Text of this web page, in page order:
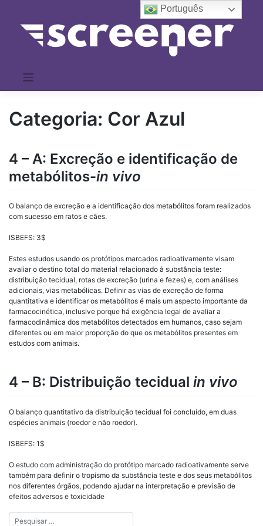
conteúdo
Categoria: Cor Azul
4 – A: Excreção e identificação de
metabólitos-in vivo
O balanço de excreção e a identificação dos metabólitos foram realizados
com sucesso em ratos e cães.
ISBEFS: 3$
Estes estudos usando os protótipos marcados radioativamente visam
avaliar o destino total do material relacionado à substância teste:
distribuição tecidual, rotas de excreção (urina e fezes) e, com análises
adicionais, vias metabólicas. Definir as vias de excreção de forma
quantitativa e identificar os metabólitos é mais um aspecto importante da
farmacocinética, inclusive porque há exigência legal de avaliar a
farmacodinâmica dos metabólitos detectados em humanos, caso sejam
diferentes ou em maior proporção do que os metabólitos presentes em
estudos com animais.
4 – B: Distribuição tecidual in vivo
O balanço quantitativo da distribuição tecidual foi concluído, em duas
espécies animais (roedor e não roedor).
ISBEFS: 1$
O estudo com administração do protótipo marcado radioativamente serve
também para definir o tropismo da substância teste e dos seus metabólitos
nos diferentes órgãos, podendo ajudar na interpretação e previsão de
efeitos adversos e toxicidade
Português